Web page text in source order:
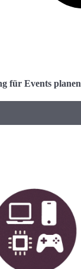
für Events planen